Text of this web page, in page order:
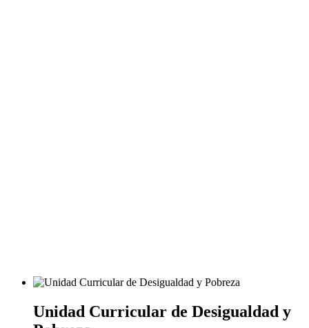
Unidad Curricular de Desigualdad y